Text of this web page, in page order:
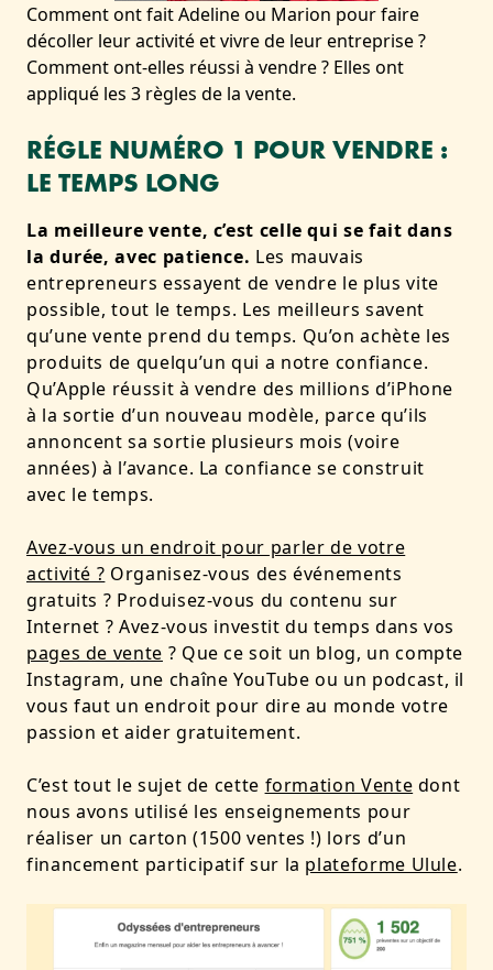
Comment ont fait Adeline ou Marion pour faire
décoller leur activité et vivre de leur entreprise ?
Comment ont-elles réussi à vendre ? Elles ont
appliqué les 3 règles de la vente.
RÉGLE NUMÉRO 1 POUR VENDRE :
LE TEMPS LONG
La meilleure vente, c’est celle qui se fait dans
la durée, avec patience. Les mauvais
entrepreneurs essayent de vendre le plus vite
possible, tout le temps. Les meilleurs savent
qu’une vente prend du temps. Qu’on achète les
produits de quelqu’un qui a notre confiance.
Qu’Apple réussit à vendre des millions d’iPhone
à la sortie d’un nouveau modèle, parce qu’ils
annoncent sa sortie plusieurs mois (voire
années) à l’avance. La confiance se construit
avec le temps.
Avez-vous un endroit pour parler de votre
activité ? Organisez-vous des événements
gratuits ? Produisez-vous du contenu sur
Internet ? Avez-vous investit du temps dans vos
pages de vente ? Que ce soit un blog, un compte
Instagram, une chaîne YouTube ou un podcast, il
vous faut un endroit pour dire au monde votre
passion et aider gratuitement.
C’est tout le sujet de cette formation Vente dont
nous avons utilisé les enseignements pour
réaliser un carton (1500 ventes !) lors d’un
financement participatif sur la plateforme Ulule.